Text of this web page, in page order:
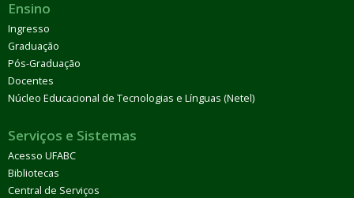
Ensino
Ingresso
Graduação
Pós-Graduação
Docentes
Núcleo Educacional de Tecnologias e Línguas (Netel)
Serviços e Sistemas
Acesso UFABC
Bibliotecas
Central de Serviços